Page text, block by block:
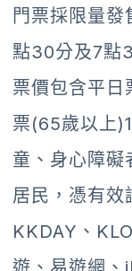
門票採限量
點30分及7點
票價包含平
票(65歲以上
童、身心障礙
居民，憑有效
KKDAY、